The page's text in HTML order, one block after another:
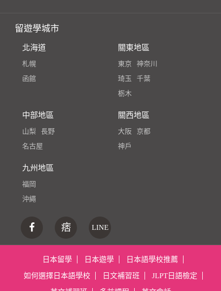
留遊學城市
北海道
札幌
函館
關東地區
東京
神奈川
琦玉
千葉
栃木
中部地區
山梨
長野
名古屋
關西地區
大阪
京都
神戶
九州地區
福岡
沖繩
痞 LINE
日本留學 日本遊學 日本語學校推薦
如何選擇日本語學校 日文補習班 JLPT日語檢定